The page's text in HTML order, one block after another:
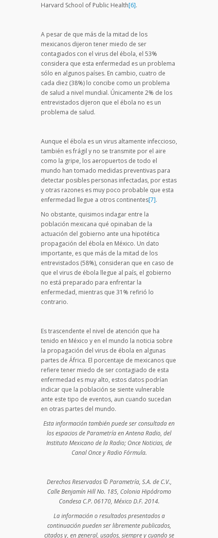
Harvard School of Public Health[6].
A pesar de que más de la mitad de los
mexicanos dijeron tener miedo de ser
contagiados con el virus del ébola, el 53%
considera que esta enfermedad es un problema
sólo en algunos países. En cambio, cuatro de
cada diez (38%) lo concibe como un problema
de salud a nivel mundial. Únicamente 2% de los
entrevistados dijeron que el ébola no es un
problema de salud.
Aunque el ébola es un virus altamente infeccioso,
también es frágil y no se transmite por el aire
como la gripe, los aeropuertos de todo el
mundo han tomado medidas preventivas para
detectar posibles personas infectadas, por estas
y otras razones es muy poco probable que esta
enfermedad llegue a otros continentes[7].
No obstante, quisimos indagar entre la
población mexicana qué opinaban de la
actuación del gobierno ante una hipotética
propagación del ébola en México. Un dato
importante, es que más de la mitad de los
entrevistados (58%), consideran que en caso de
que el virus de ébola llegue al país, el gobierno
no está preparado para enfrentar la
enfermedad, mientras que 31% refirió lo
contrario.
Es trascendente el nivel de atención que ha
tenido en México y en el mundo la noticia sobre
la propagación del virus de ébola en algunas
partes de África. El porcentaje de mexicanos que
refiere tener miedo de ser contagiado de esta
enfermedad es muy alto, estos datos podrían
indicar que la población se siente vulnerable
ante este tipo de eventos, aun cuando sucedan
en otras partes del mundo.
Esta información también puede ser consultada en
los espacios de Parametría en Antena Radio, del
Instituto Mexicano de la Radio; Once Noticias, de
Canal Once y Radio Fórmula.
Derechos Reservados © Parametría, S.A. de C.V.,
Calle Benjamín Hill No. 185, Colonia Hipódromo
Condesa C.P. 06170, México D.F. 2014.
La información o resultados presentados a
continuación pueden ser libremente publicados,
citados y, en general, usados, siempre y cuando se